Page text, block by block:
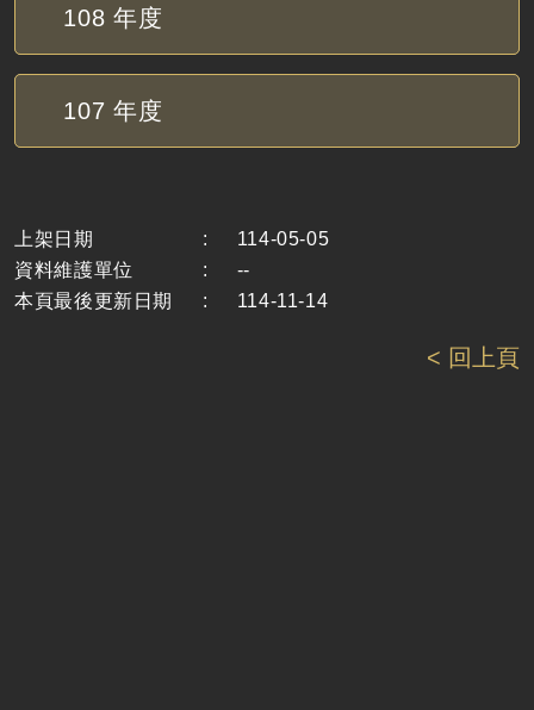
108 年度
107 年度
上架日期 :
114-05-05
資料維護單位
:
--
本頁最後更新日期
: 114-11-14
< 回上頁